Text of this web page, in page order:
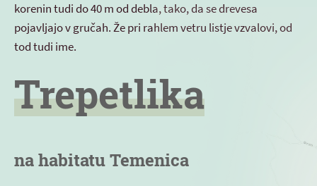
korenin tudi do 40 m od debla, tako, da se drevesa
pojavljajo v gručah. Že pri rahlem vetru listje vzvalovi, od
tod tudi ime.
Trepetlika
na habitatu Temenica